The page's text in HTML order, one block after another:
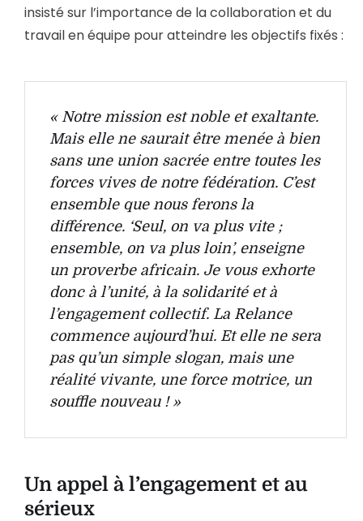
insisté sur l’importance de la collaboration et du
travail en équipe pour atteindre les objectifs fixés :
« Notre mission est noble et exaltante.
Mais elle ne saurait être menée à bien
sans une union sacrée entre toutes les
forces vives de notre fédération. C’est
ensemble que nous ferons la
différence. ‘Seul, on va plus vite ;
ensemble, on va plus loin’, enseigne
un proverbe africain. Je vous exhorte
donc à l’unité, à la solidarité et à
l’engagement collectif. La Relance
commence aujourd’hui. Et elle ne sera
pas qu’un simple slogan, mais une
réalité vivante, une force motrice, un
souffle nouveau ! »
Un appel à l’engagement et au
sérieux